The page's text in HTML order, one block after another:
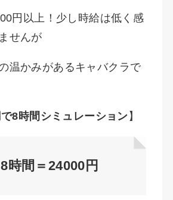
円以上！少し時給は低く感
せんが
温かみがあるキャバクラで
8時間シミュレーション 】
時間＝24000円